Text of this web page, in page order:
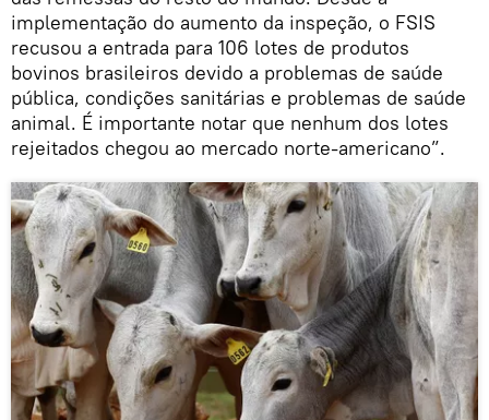
implementação do aumento da inspeção, o FSIS
recusou a entrada para 106 lotes de produtos
bovinos brasileiros devido a problemas de saúde
pública, condições sanitárias e problemas de saúde
animal. É importante notar que nenhum dos lotes
rejeitados chegou ao mercado norte-americano”.